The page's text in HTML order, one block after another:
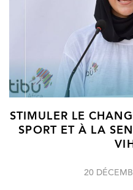
STIMULER LE
SPORT ET À LA
VIH
20